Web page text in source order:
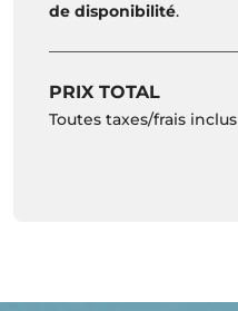
de disponibilité.
PRIX TOTAL
Toutes taxes/frais inclus